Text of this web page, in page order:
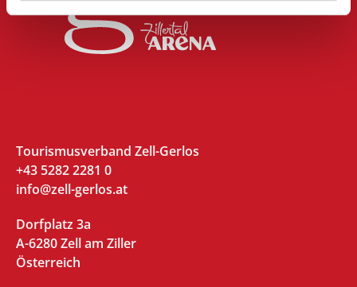
Tourismusverband Zell-Gerlos
+43 5282 2281 0
info@zell-gerlos.at
Dorfplatz 3a
A-6280 Zell am Ziller
Österreich